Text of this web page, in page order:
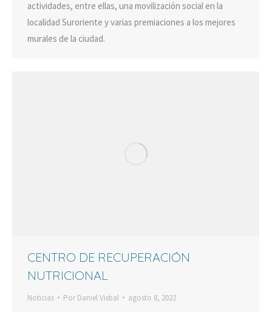
actividades, entre ellas, una movilización social en la
localidad Suroriente y varias premiaciones a los mejores
murales de la ciudad.
CENTRO DE RECUPERACIÓN
NUTRICIONAL
Noticias Por Daniel Visbal agosto 8, 2022